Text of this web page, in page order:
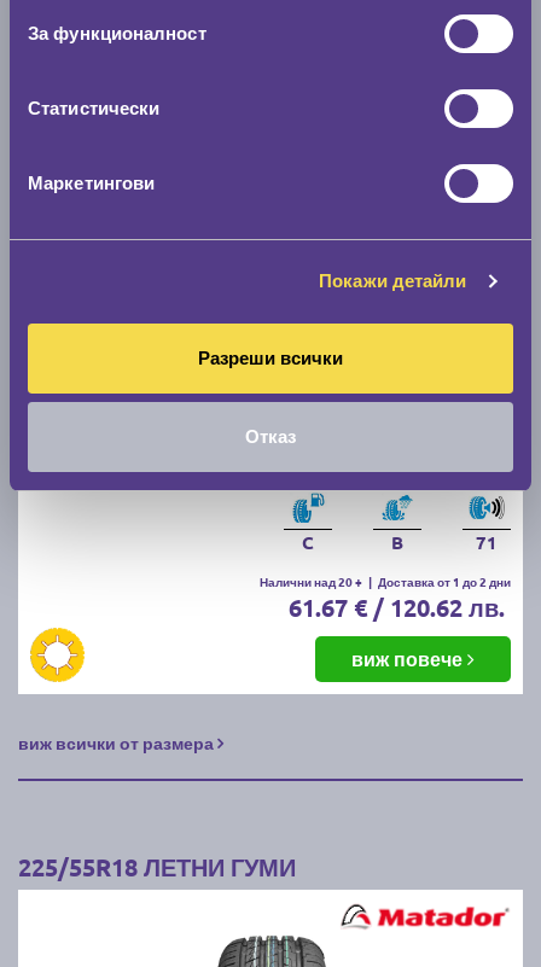
За функционалност
Статистически
Маркетингови
Покажи детайли
Разреши всички
Отказ
Летни гуми DEBICA PRESTO HP2 205/55 R16
70
Доставка от 1 до 2 дни
виж повече
Летни гуми MATADOR Hectorra 5 205/55 R16
C B 71
Налични над 20 + | Доставка от 1 до 2 дни
61.67 € / 120.62 лв.
виж повече
виж всички от размера
225/55R18 ЛЕТНИ ГУМИ